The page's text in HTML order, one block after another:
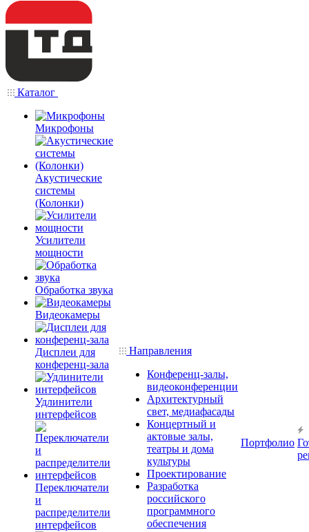
Каталог
Микрофоны
Акустические
системы
(Колонки)
Усилители
мощности
Обработка звука
Видеокамеры
Дисплеи для
конференц-зала
Удлинители
интерфейсов
Переключатели
и
распределители
интерфейсов
Направления
Конференц-залы,
видеоконференции
Архитектурный
свет, медиафасады
Концертный и
актовые залы,
театры и дома
культуры
Проектирование
Разработка
российского
программного
обеспечения
Портфолио